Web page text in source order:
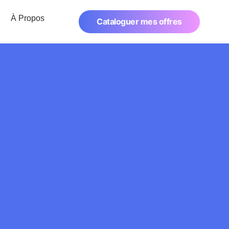
À Propos Cataloguer mes offres